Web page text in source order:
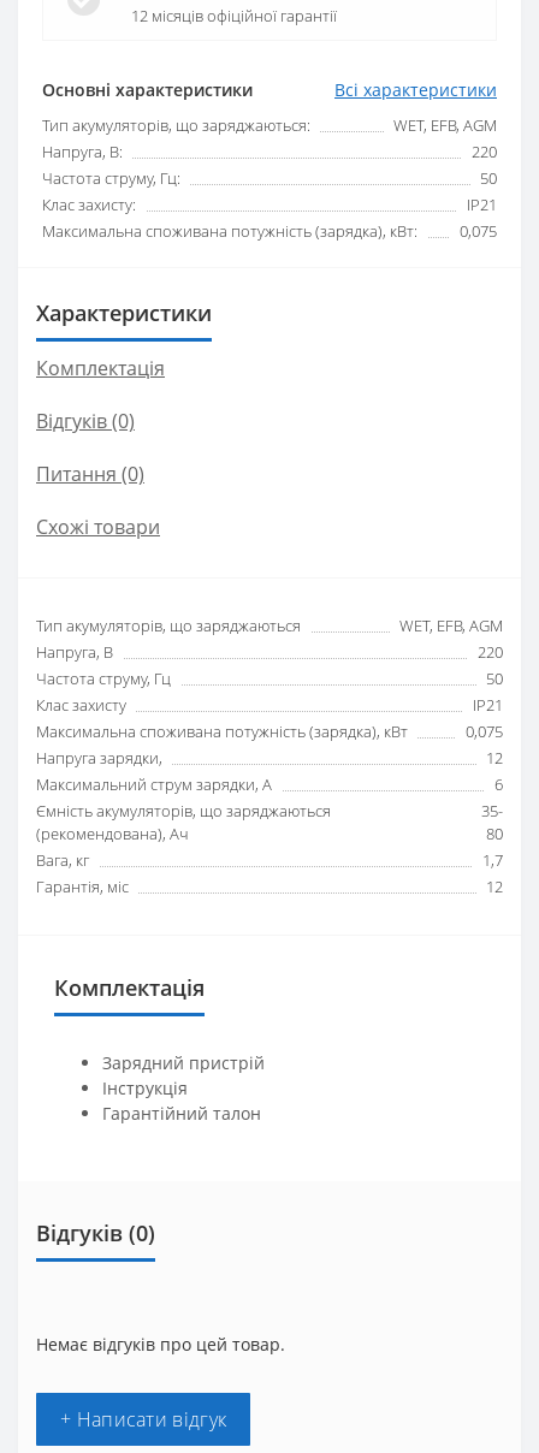
Основні характеристики Всі характеристики
Тип акумуляторів, що заряджаються:
WET, EFB, AGM
Напруга, В:
220
Частота струму, Гц:
50
Клас захисту:
IP21
Максимальна споживана потужність (зарядка), кВт:
0,075
12 місяців офіційної гарантії
Характеристики
Комплектація
Відгуків (0)
Питання (0)
Схожі товари
Тип акумуляторів, що заряджаються
WET, EFB, AGM
Напруга, В
220
Частота струму, Гц
50
Клас захисту
IP21
Максимальна споживана потужність (зарядка), кВт
0,075
Напруга зарядки,
12
Максимальний струм зарядки, А
6
Ємність акумуляторів, що заряджаються
(рекомендована), Ач
35-
80
Вага, кг
1,7
Гарантія, міс
12
Комплектація
Зарядний пристрій
Інструкція
Гарантійний талон
Відгуків (0)
Немає відгуків про цей товар.
+ Написати відгук